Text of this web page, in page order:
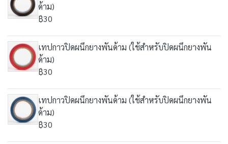
ด้าม)
฿30
เทปกาวปิดผนึกยางพันด้าม (ใช้สำหรับปิดผนึกยางพัน
ด้าม)
฿30
เทปกาวปิดผนึกยางพันด้าม (ใช้สำหรับปิดผนึกยางพัน
ด้าม)
฿30